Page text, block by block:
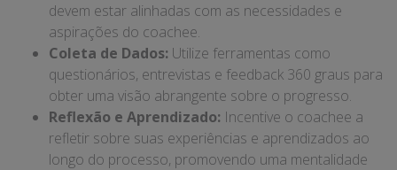
devem estar alinhadas com as necessidades e
aspirações do coachee.
Coleta de Dados: Utilize ferramentas como
questionários, entrevistas e feedback 360 graus para
obter uma visão abrangente sobre o progresso.
Reflexão e Aprendizado: Incentive o coachee a
refletir sobre suas experiências e aprendizados ao
longo do processo, promovendo uma mentalidade